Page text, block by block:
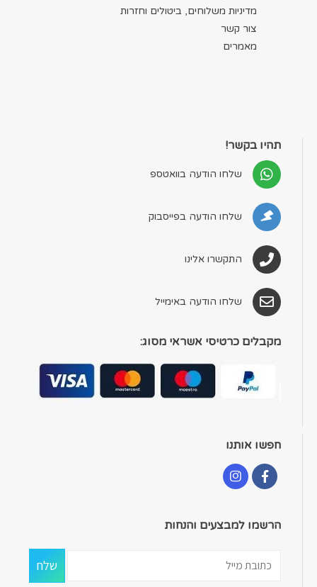
מדיניות משלוחים, ביטולים וחזרות
צור קשר
מאמרים
תהיו בקשר!
שלחו הודעה בוואטספ
שלחו הודעה בפייסבוק
התקשרו אלינו
שלחו הודעה באימייל
מקבלים כרטיסי אשראי מסוג:
חפשו אותנו
הרשמו למבצעים והנחות